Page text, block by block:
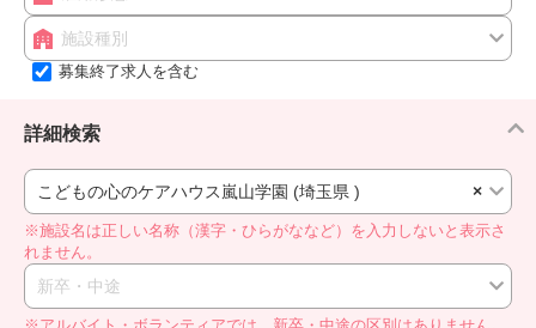
施設種別
募集終了求人を含む
詳細検索
×
こどもの心のケアハウス嵐山学園 (埼玉県 )
※施設名は正しい名称（漢字・ひらがななど）を入力しないと表示さ
れません。
新卒・中途